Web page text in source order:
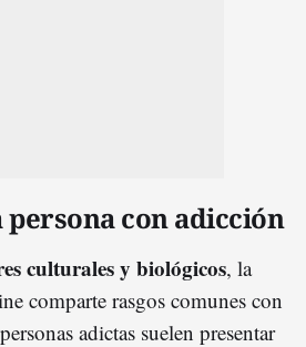
persona con adicción
culturales y biológicos, la
comparte rasgos comunes con
adictas suelen presentar